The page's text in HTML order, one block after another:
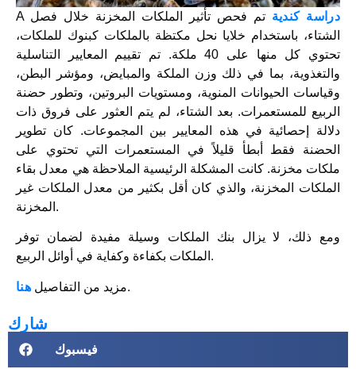
A دراسة كندية تم فحص تأثير الملكات المخزنة خلال فصل
الشتاء، باستخدام خلايا نحل مكتظة بالملكات كبنوك للملكات،
تحتوي كل منها على 40 ملكة. تم تقييم المعايير التناسلية
والتغذوية، بما في ذلك وزن الملكة والمبايض، ومؤشر البطن،
وقياسات الحيوانات المنوية، ومستويات البروتين، وتطور حضنة
الربيع للمستعمرات. بعد الشتاء، لم يتم العثور على فروق ذات
دلالة إحصائية في هذه المعايير بين المجموعات. كان تطوير
الحضنة فقط أبطأ قليلاً في المستعمرات التي تحتوي على
ملكات مخزنة. كانت المشكلة الرئيسية الملاحظة هي معدل بقاء
الملكات المخزنة، والذي كان أقل بكثير من معدل الملكات غير
المخزنة.
ومع ذلك، لا يزال بنك الملكات وسيلة مفيدة لضمان توفر
الملكات بكفاءة وكفاية في أوائل الربيع.
مزيد من التفاصيلهنا .
شارك
فيسبوك